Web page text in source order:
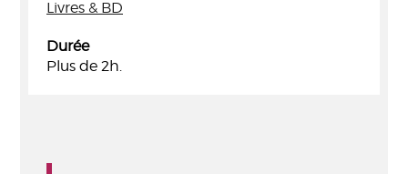
Livres & BD
Durée
Plus de 2h.